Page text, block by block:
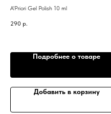
A'Priori Gel Polish 10 ml
290 р.
Подробнее о товаре
Добавить в корзину